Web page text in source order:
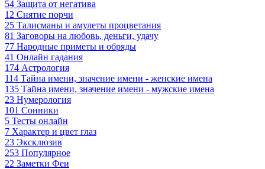
54 Защита от негатива
12 Снятие порчи
25 Талисманы и амулеты процветания
81 Заговоры на любовь, деньги, удачу
77 Народные приметы и обряды
41 Онлайн гадания
174 Астрология
114 Тайна имени, значение имени - женские имена
135 Тайна имени, значение имени - мужские имена
23 Нумерология
101 Сонники
5 Тесты онлайн
7 Характер и цвет глаз
23 Эксклюзив
253 Популярное
22 Заметки Феи